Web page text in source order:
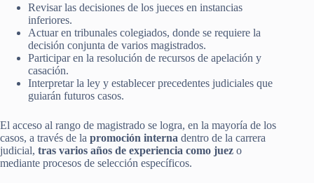
Revisar las decisiones de los jueces en instancias
inferiores.
Actuar en tribunales colegiados, donde se requiere la
decisión conjunta de varios magistrados.
Participar en la resolución de recursos de apelación y
casación.
Interpretar la ley y establecer precedentes judiciales que
guiarán futuros casos.
El acceso al rango de magistrado se logra, en la mayoría de los
casos, a través de la promoción interna dentro de la carrera
judicial, tras varios años de experiencia como juez o
mediante procesos de selección específicos.